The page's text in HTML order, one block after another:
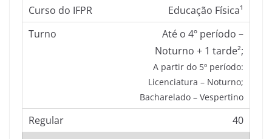
Educação Física¹
Até o 4º período –
Noturno + 1 tarde²;
A partir do 5º período:
Licenciatura – Noturno;
Bacharelado – Vespertino
40